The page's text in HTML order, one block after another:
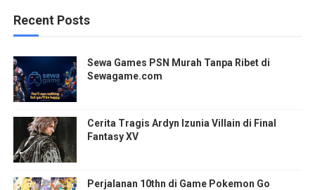
Recent Posts
Sewa Games PSN Murah Tanpa Ribet di
Sewagame.com
Cerita Tragis Ardyn Izunia Villain di Final
Fantasy XV
Perjalanan 10thn di Game Pokemon Go